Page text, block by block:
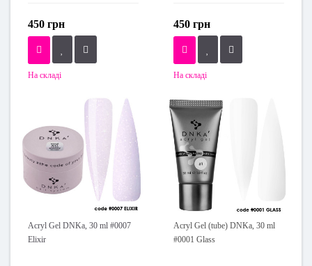
450 грн
На складі
450 грн
На складі
Acryl Gel DNKa, 30 ml #0007
Elixir
Acryl Gel (tube) DNKa, 30 ml
#0001 Glass